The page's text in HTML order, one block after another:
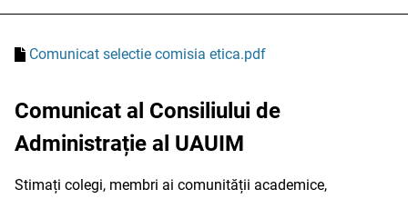
Comunicat selectie comisia etica.pdf
Comunicat al Consiliului de
Administrație al UAUIM
Stimați colegi, membri ai comunității academice,